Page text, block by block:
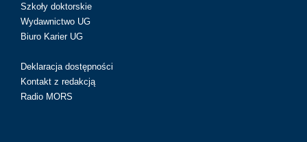
Szkoły doktorskie
Wydawnictwo UG
Biuro Karier UG
Deklaracja dostępności
Kontakt z redakcją
Radio MORS